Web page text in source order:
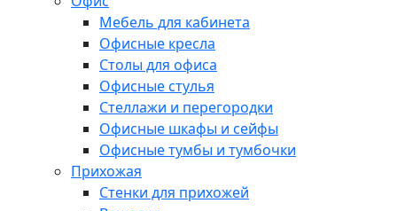
Мебель для кабинета
Офисные кресла
Столы для офиса
Офисные стулья
Стеллажи и перегородки
Офисные шкафы и сейфы
Офисные тумбы и тумбочки
Прихожая
Стенки для прихожей